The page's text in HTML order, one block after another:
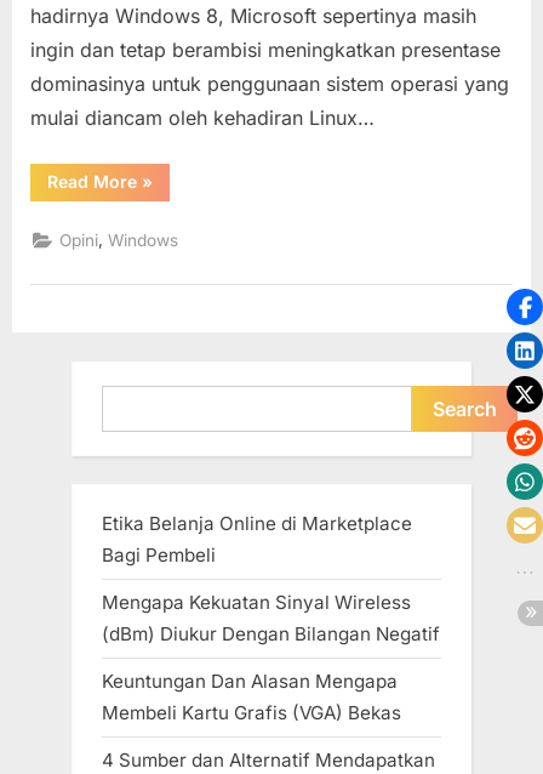
Unik
Metro
Interface
hadirnya Windows 8, Microsoft sepertinya masih
ingin dan tetap berambisi meningkatkan presentase
dominasinya untuk penggunaan sistem operasi yang
mulai diancam oleh kehadiran Linux…
Read More“Start
Screen
Menu)
:
Tampilan
UI)
»
Opini,Windows
Search
Etika Belanja Online di Marketplace
Bagi Pembeli
Mengapa Kekuatan Sinyal Wireless
(dBm) Diukur Dengan Bilangan Negatif
Keuntungan Dan Alasan Mengapa
Membeli Kartu Grafis (VGA) Bekas
4 Sumber dan Alternatif Mendapatkan